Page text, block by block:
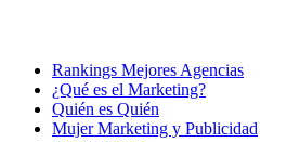
Rankings Mejores Agencias
¿Qué es el Marketing?
Quién es Quién
Mujer Marketing y Publicidad